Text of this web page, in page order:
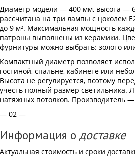
Диаметр модели — 400 мм, высота —
рассчитана на три лампы с цоколем
до 9 м². Максимальная мощность
патроны выполнены из керамики.
фурнитуры можно выбрать: золото
Компактный диаметр позволяет
гостиной, спальне, кабинете или
Высота не регулируется, поэтому
учесть полный размер светильника.
натяжных потолков. Производитель —
— 02 —
Информация о доставке
Актуальная стоимость и сроки